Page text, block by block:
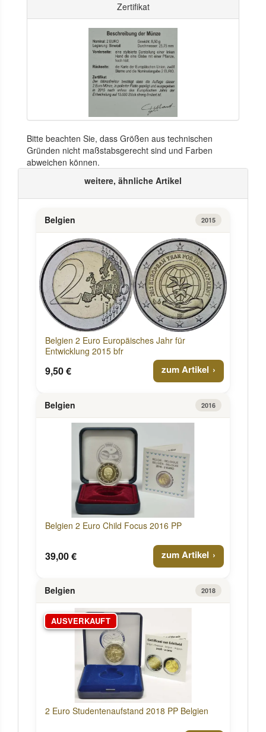
Zertifikat
Bitte beachten Sie, dass Größen aus technischen
Gründen nicht maßstabsgerecht sind und Farben
abweichen können.
weitere, ähnliche Artikel
Belgien 2015
Belgien 2 Euro Europäisches Jahr für
Entwicklung 2015 bfr
9,50 € zum Artikel
Belgien 2016
Belgien 2 Euro Child Focus 2016 PP
39,00 € zum Artikel
Belgien 2018
AUSVERKAUFT
2 Euro Studentenaufstand 2018 PP Belgien